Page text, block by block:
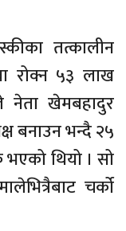
तत्कालीन
रोक्न ५३ लाख
नेता खेमबहादुर
बनाउन भन्दै २५
थियो । सो
चर्को